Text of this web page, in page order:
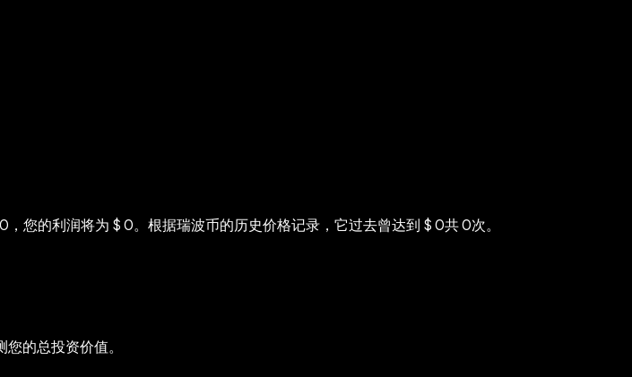
您的利润将为‎ $ 0。根据瑞波币的历史价格记录，它过去曾达到‎ $ 0共‎ 0次。
的总投资价值。